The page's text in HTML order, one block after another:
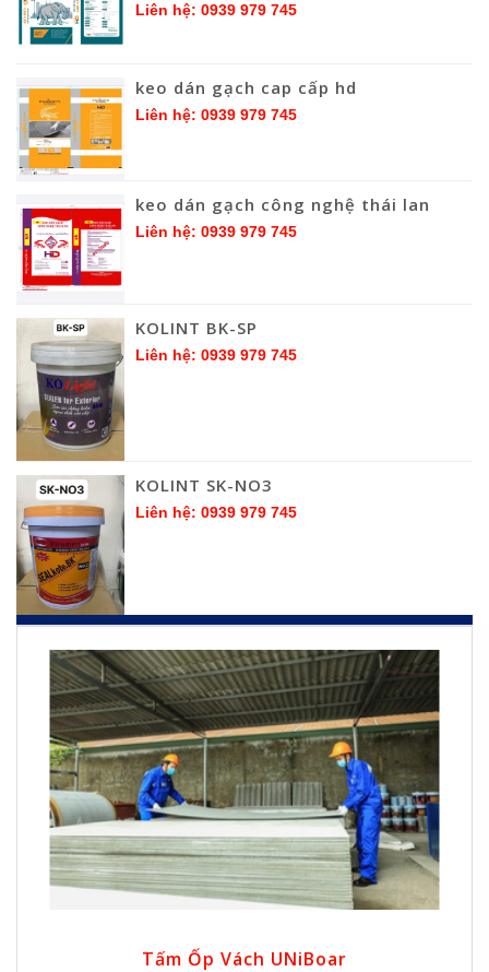
Liên hệ: 0939 979 745
keo dán gạch cap cấp hd
Liên hệ: 0939 979 745
keo dán gạch công nghệ thái lan
Liên hệ: 0939 979 745
KOLINT BK-SP
Liên hệ: 0939 979 745
KOLINT SK-NO3
Liên hệ: 0939 979 745
Tấm Ốp Vách UNiBoar